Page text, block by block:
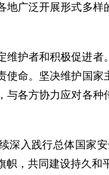
地广泛开展形式多
维护者和积极促进
使命。坚决维护国
与各方协力应对各
深入践行总体国家
帜，共同建设持久和